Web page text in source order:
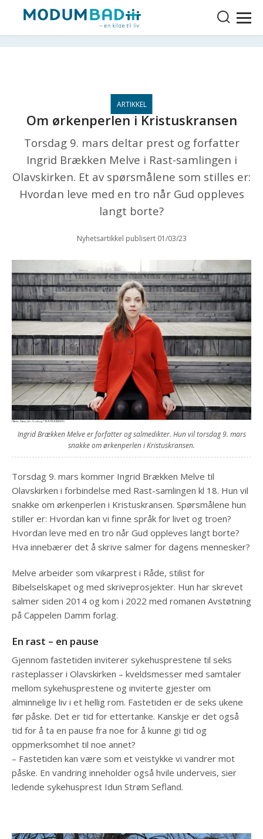
Om ørkenperlen i Kristuskransen
Torsdag 9. mars deltar prest og forfatter
Ingrid Brækken Melve i Rast-samlingen i
Olavskirken. Et av spørsmålene som stilles er:
Hvordan leve med en tro når Gud oppleves
langt borte?
Nyhetsartikkel publisert 01/03/23
Ingrid Brækken Melve er forfatter og salmedikter. Hun vil torsdag 9. mars
snakke om ørkenperlen i Kristuskransen.
Torsdag 9. mars kommer Ingrid Brækken Melve til
Olavskirken i forbindelse med Rast-samlingen kl 18. Hun vil
snakke om ørkenperlen i Kristuskransen. Spørsmålene hun
stiller er: Hvordan kan vi finne språk for livet og troen?
Hvordan leve med en tro når Gud oppleves langt borte?
Hva innebærer det å skrive salmer for dagens mennesker?
Melve arbeider som vikarprest i Råde, stilist for
Bibelselskapet og med skriveprosjekter. Hun har skrevet
salmer siden 2014 og kom i 2022 med romanen Avstøtning
på Cappelen Damm forlag.
En rast – en pause
Gjennom fastetiden inviterer sykehusprestene til seks
rasteplasser i Olavskirken – kveldsmesser med samtaler
mellom sykehusprestene og inviterte gjester om
alminnelige liv i et hellig rom. Fastetiden er de seks ukene
før påske. Det er tid for ettertanke. Kanskje er det også
tid for å ta en pause fra noe for å kunne gi tid og
oppmerksomhet til noe annet?
– Fastetiden kan være som et veistykke vi vandrer mot
påske. En vandring inneholder også hvile underveis, sier
ledende sykehusprest Idun Strøm Sefland.